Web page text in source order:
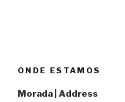
ONDE ESTAMOS
Morada | Address